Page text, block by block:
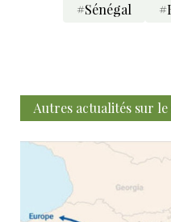
#Sénégal
Autres actualités sur le